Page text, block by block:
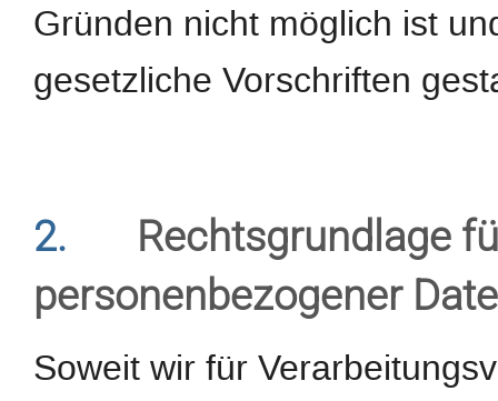
Gründen nicht möglich ist
gesetzliche Vorschriften
2.
Rechtsgrundlage
personenbezogener
Soweit wir für